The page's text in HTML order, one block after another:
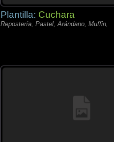
Plantilla: Cuchara
Repostería, Pastel, Arándano, Muffin,